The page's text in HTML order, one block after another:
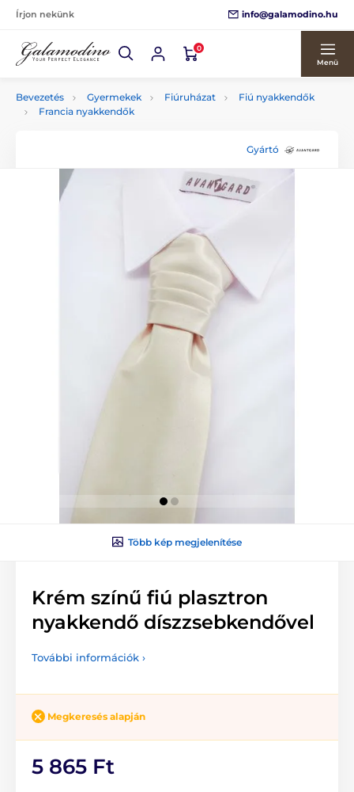
Írjon nekünk info@galamodino.hu
0
Menü
Bevezetés Gyermekek Fiúruházat
Fiú nyakkendők
Francia nyakkendők
Gyártó
Több kép megjelenítése
Krém színű fiú plasztron
nyakkendő díszzsebkendővel
További információk ›
Megkeresés alapján
5 865 Ft